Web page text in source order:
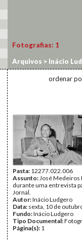
Fotografias: 1
Arquivos > Inácio
ordenar
Pasta: 12277.022.006
Assunto:José Medeiros
durante uma entrevista
Jornal.
Autor:Inácio Ludgero
Data: sexta, 10 de
Fundo:Inácio Ludgero
Tipo Documental:
Página(s): 1